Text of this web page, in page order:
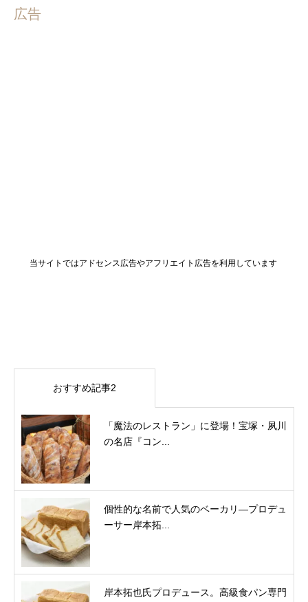
広告
当サイトではアドセンス広告やアフリエイト広告を利用しています
おすすめ記事2
「魔法のレストラン」に登場！宝塚・夙川
の名店『コン...
個性的な名前で人気のベーカリ―プロデュ
ーサー岸本拓...
岸本拓也氏プロデュース。高級食パン専門